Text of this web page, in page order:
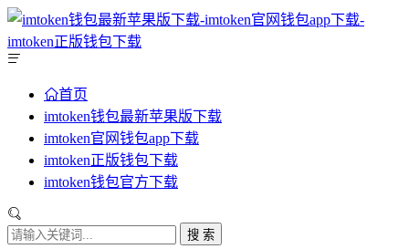
首页
imtoken钱包最新苹果版下载
imtoken官网钱包app下载
imtoken正版钱包下载
imtoken钱包官方下载
搜 索